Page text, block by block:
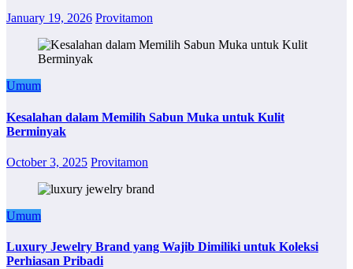
January 19, 2026 Provitamon
Umum
Kesalahan dalam Memilih Sabun Muka untuk Kulit
Berminyak
October 3, 2025 Provitamon
Umum
Luxury Jewelry Brand yang Wajib Dimiliki untuk Koleksi
Perhiasan Pribadi